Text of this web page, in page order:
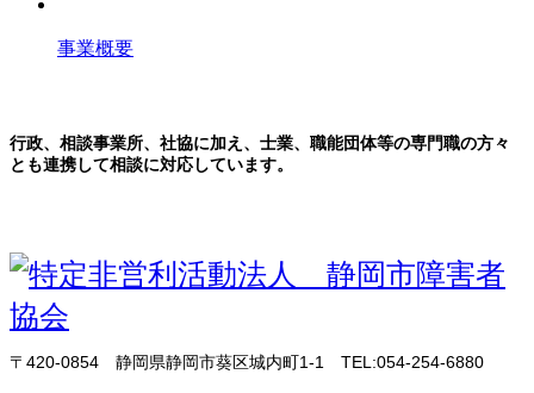
事業概要
行政、相談事業所、社協に加え、士業、職能団体等の専門職の方々
とも連携して相談に対応しています。
〒420-0854 静岡県静岡市葵区城内町1-1 TEL:054-254-6880